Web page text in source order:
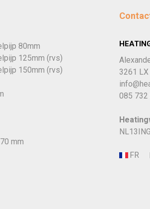
80mm
125mm (rvs)
150mm (rvs)
mm
3261 LX
085 732